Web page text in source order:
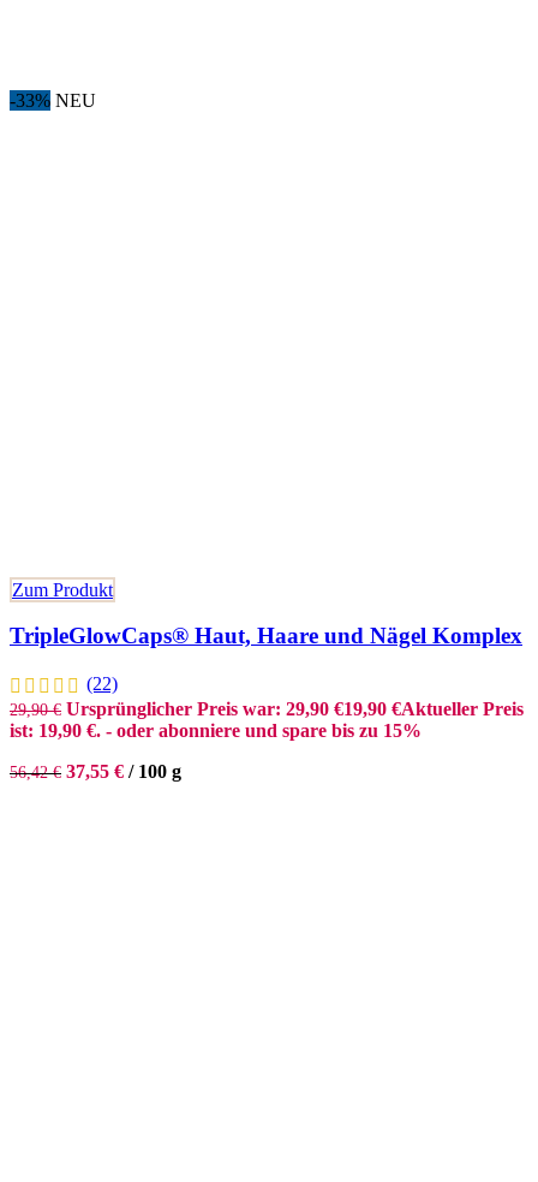
-33% NEU
Zum Produkt
TripleGlowCaps® Haut, Haare und Nägel Komplex
(22)
29,90€ Ursprünglicher Preis war: 29,90 €19,90 €Aktueller Preis
ist: 19,90 €. - oder abonniere und spare bis zu 15%
56,42€ 37,55 € / 100 g